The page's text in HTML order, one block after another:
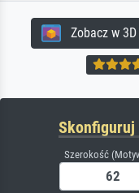
Zobacz w
Szerokość